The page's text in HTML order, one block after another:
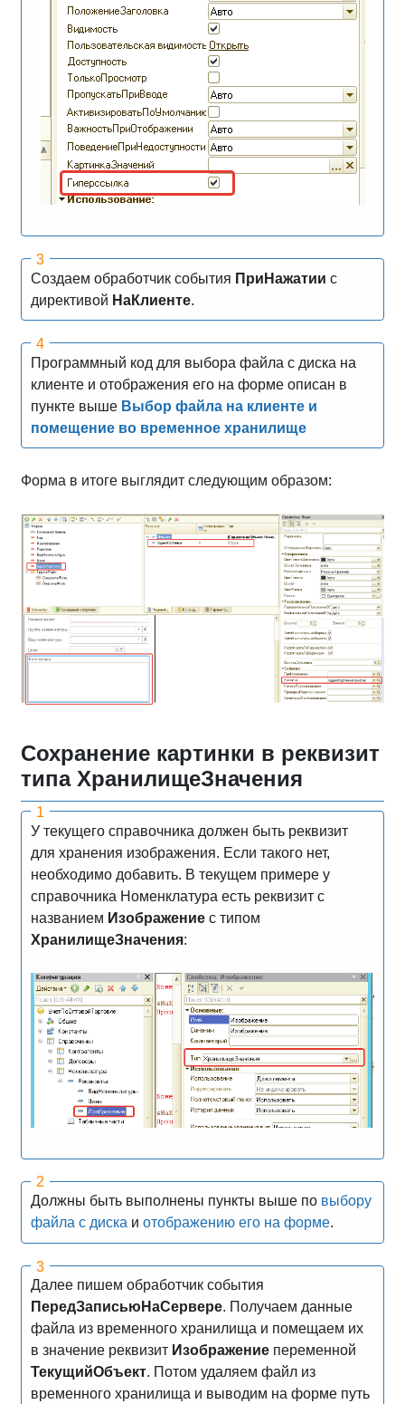
Создаем обработчик события ПриНажатии с
директивой НаКлиенте.
Программный код для выбора файла с диска на
клиенте и отображения его на форме описан в
пункте выше Выбор файла на клиенте и
помещение во временное хранилище
Форма в итоге выглядит следующим образом:
Сохранение картинки в реквизит
типа ХранилищеЗначения
У текущего справочника должен быть реквизит
для хранения изображения. Если такого нет,
необходимо добавить. В текущем примере у
справочника Номенклатура есть реквизит с
названием Изображение с типом
ХранилищеЗначения:
Должны быть выполнены пункты выше по выбору
файла с диска и отображению его на форме.
Далее пишем обработчик события
ПередЗаписьюНаСервере. Получаем данные
файла из временного хранилища и помещаем их
в значение реквизит Изображение переменной
ТекущийОбъект. Потом удаляем файл из
временного хранилища и выводим на форме путь